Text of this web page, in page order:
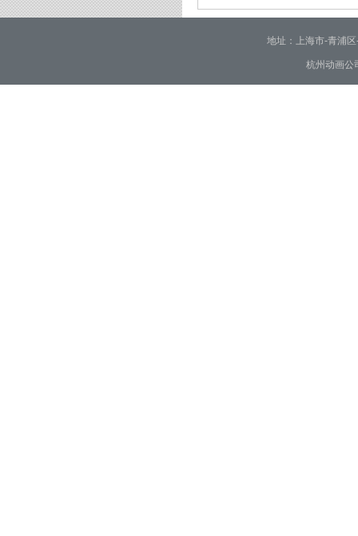
2026/01/28
地址：上海市-青浦
杭州动画公